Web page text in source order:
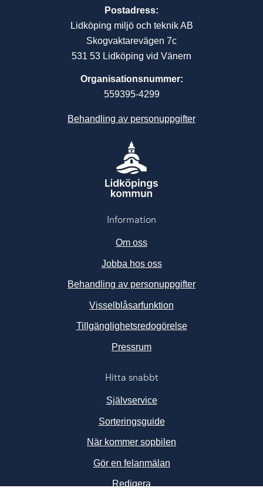
Postadress:
Lidköping miljö och teknik AB
Skogvaktarevägen 7c
531 53 Lidköping vid Vänern
Organisationsnummer:
559395-4299
Behandling av personuppgifter
Information
Om oss
Jobba hos oss
Behandling av personuppgifter
Visselblåsarfunktion
Tillgänglighetsredogörelse
PressrumLänk till annan webbplats,
Hitta snabbt
Självservice
Sorteringsguide
När kommer sopbilen
Gör en felanmälan
Redigera